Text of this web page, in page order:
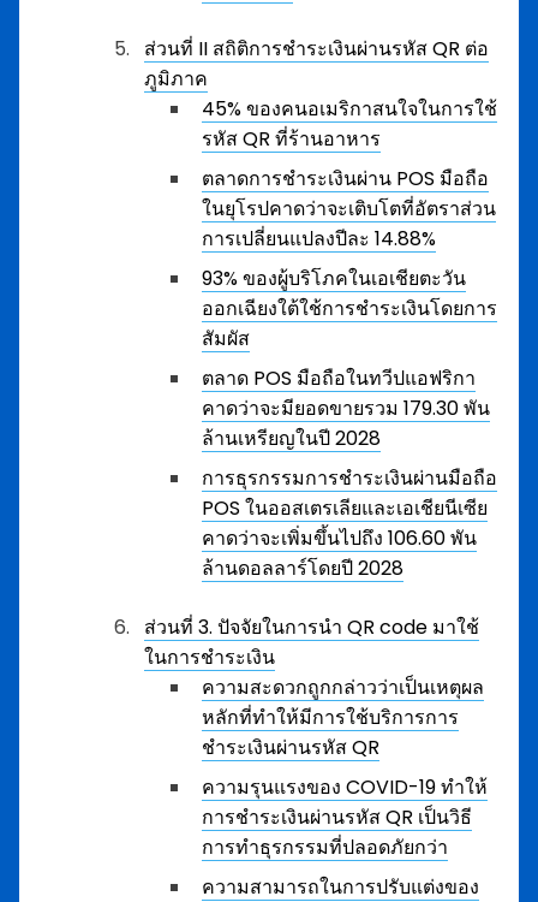
ส่วนที่ II สถิติการชำระเงินผ่านรหัส QR ต่อ
ภูมิภาค
45% ของคนอเมริกาสนใจในการใช้
รหัส QR ที่ร้านอาหาร
ตลาดการชำระเงินผ่าน POS มือถือ
ในยุโรปคาดว่าจะเติบโตที่อัตราส่วน
การเปลี่ยนแปลงปีละ 14.88%
93% ของผู้บริโภคในเอเชียตะวัน
ออกเฉียงใต้ใช้การชำระเงินโดยการ
สัมผัส
ตลาด POS มือถือในทวีปแอฟริกา
คาดว่าจะมียอดขายรวม 179.30 พัน
ล้านเหรียญในปี 2028
การธุรกรรมการชำระเงินผ่านมือถือ
POS ในออสเตรเลียและเอเชียนีเซีย
คาดว่าจะเพิ่มขึ้นไปถึง 106.60 พัน
ล้านดอลลาร์โดยปี 2028
ส่วนที่ 3. ปัจจัยในการนำ QR code มาใช้
ในการชำระเงิน
ความสะดวกถูกกล่าวว่าเป็นเหตุผล
หลักที่ทำให้มีการใช้บริการการ
ชำระเงินผ่านรหัส QR
ความรุนแรงของ COVID-19 ทำให้
การชำระเงินผ่านรหัส QR เป็นวิธี
การทำธุรกรรมที่ปลอดภัยกว่า
ความสามารถในการปรับแต่งของ